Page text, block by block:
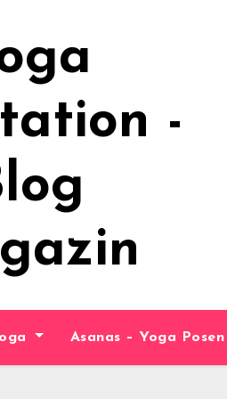
-
Asanas – Yoga